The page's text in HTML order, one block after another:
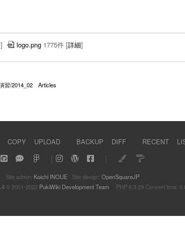
] logo.png 1775件 [詳細]
習/2014_02 Articles
COPY UPLOAD BACKUP DIFF RECENT
Site admin: Koichi INOUE Site design: OpenSquareJP
© 2001-2022 PukiWiki Development TeamPHP 8.3.29 Convert time: